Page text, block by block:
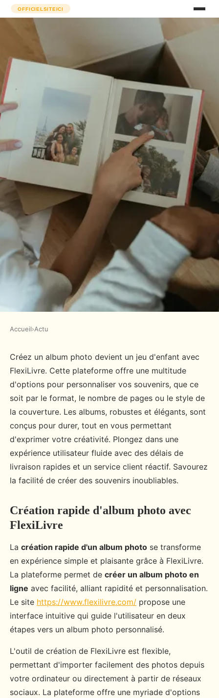
Créez votre album photo
rapidement avec flexilivre et
savourez vos souvenirs
admin•18 janvier 2025•5 min de lecture
Accueil›Actu
Créez un album photo devient un jeu d'enfant avec
FlexiLivre. Cette plateforme offre une multitude
d'options pour personnaliser vos souvenirs, que ce
soit par le format, le nombre de pages ou le style de
la couverture. Les albums, robustes et élégants, sont
conçus pour durer, tout en vous permettant
d'exprimer votre créativité. Plongez dans une
expérience utilisateur fluide avec des délais de
livraison rapides et un service client réactif. Savourez
la facilité de créer des souvenirs inoubliables.
Création rapide d'album photo avec
FlexiLivre
La création rapide d'un album photo se transforme
en expérience simple et plaisante grâce à FlexiLivre.
La plateforme permet de créer un album photo en
ligne avec facilité, alliant rapidité et personnalisation.
Le site https://www.flexilivre.com/ propose une
interface intuitive qui guide l'utilisateur en deux
étapes vers un album photo personnalisé.
L'outil de création de FlexiLivre est flexible,
permettant d'importer facilement des photos depuis
votre ordinateur ou directement à partir de réseaux
sociaux. La plateforme offre une myriade d'options